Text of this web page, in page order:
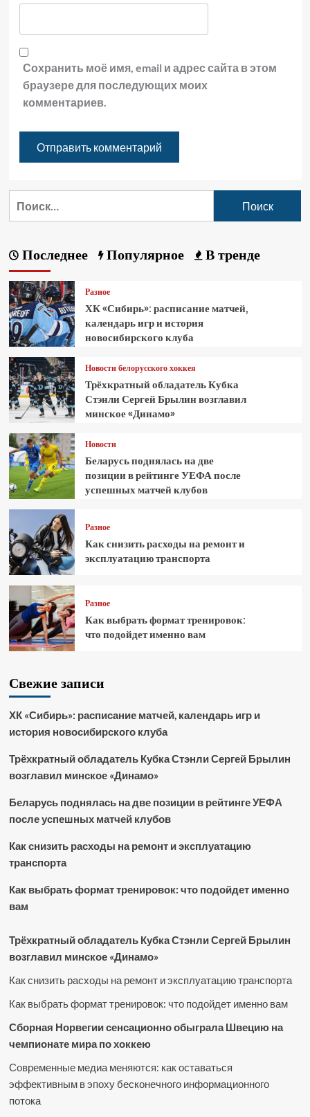
Сохранить моё имя, email и адрес сайта в этом
браузере для последующих моих
комментариев.
Последнее Популярное В тренде
Разное
ХК «Сибирь»: расписание матчей,
календарь игр и история
новосибирского клуба
Новости белорусского хоккея
Трёхкратный обладатель Кубка
Стэнли Сергей Брылин возглавил
минское «Динамо»
Новости
Беларусь поднялась на две
позиции в рейтинге УЕФА после
успешных матчей клубов
Разное
Как снизить расходы на ремонт и
эксплуатацию транспорта
Разное
Как выбрать формат тренировок:
что подойдет именно вам
Свежие записи
ХК «Сибирь»: расписание матчей, календарь игр и
история новосибирского клуба
Трёхкратный обладатель Кубка Стэнли Сергей Брылин
возглавил минское «Динамо»
Беларусь поднялась на две позиции в рейтинге УЕФА
после успешных матчей клубов
Как снизить расходы на ремонт и эксплуатацию
транспорта
Как выбрать формат тренировок: что подойдет именно
вам
Трёхкратный обладатель Кубка Стэнли Сергей Брылин
возглавил минское «Динамо»
Как снизить расходы на ремонт и эксплуатацию транспорта
Как выбрать формат тренировок: что подойдет именно вам
Сборная Норвегии сенсационно обыграла Швецию на
чемпионате мира по хоккею
Современные медиа меняются: как оставаться
эффективным в эпоху бесконечного информационного
потока